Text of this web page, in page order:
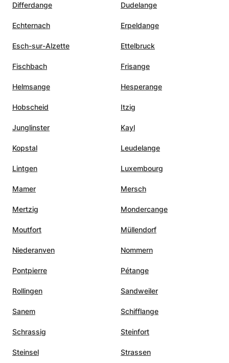
Differdange Dudelange
Echternach Erpeldange
Esch-sur-Alzette Ettelbruck
Fischbach Frisange
Helmsange Hesperange
Hobscheid Itzig
Junglinster Kayl
Kopstal Leudelange
Lintgen Luxembourg
Mamer Mersch
Mertzig Mondercange
Moutfort Müllendorf
Niederanven Nommern
Pontpierre Pétange
Rollingen Sandweiler
Sanem Schifflange
Schrassig Steinfort
Steinsel Strassen